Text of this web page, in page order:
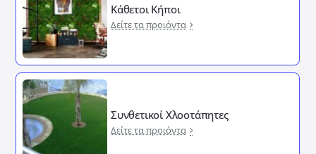
Κάθετοι Κήποι
Δείτε τα προιόντα
Συνθετικοί Χλοοτάπητες
Δείτε τα προιόντα